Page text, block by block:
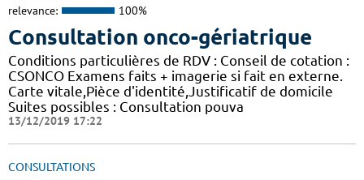
relevance: 100%
Consultation onco-gériatrique
Conditions particulières de RDV : Conseil de cotation :
CSONCO Examens faits + imagerie si fait en externe.
Carte vitale,Pièce d'identité,Justificatif de domicile
Suites possibles : Consultation pouva
13/12/2019 17:22
CONSULTATIONS